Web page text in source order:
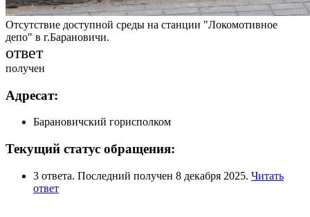
Отсутствие доступной среды на станции "Локомотивное
депо" в г.Барановичи.
ответ
получен
Адресат:
Барановичский горисполком
Текущий статус обращения:
3 ответа. Последний получен 8 декабря 2025. Читать
ответ